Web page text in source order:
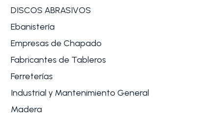
DISCOS ABRASIVOS
Ebanistería
Empresas de Chapado
Fabricantes de Tableros
Ferreterías
Industrial y Mantenimiento General
Madera